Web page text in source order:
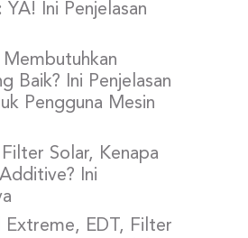
YA! Ini Penjelasan
Baik? Ini Penjelasan
Pengguna Mesin
Filter Solar, Kenapa
Ini
Extreme, EDT, Filter